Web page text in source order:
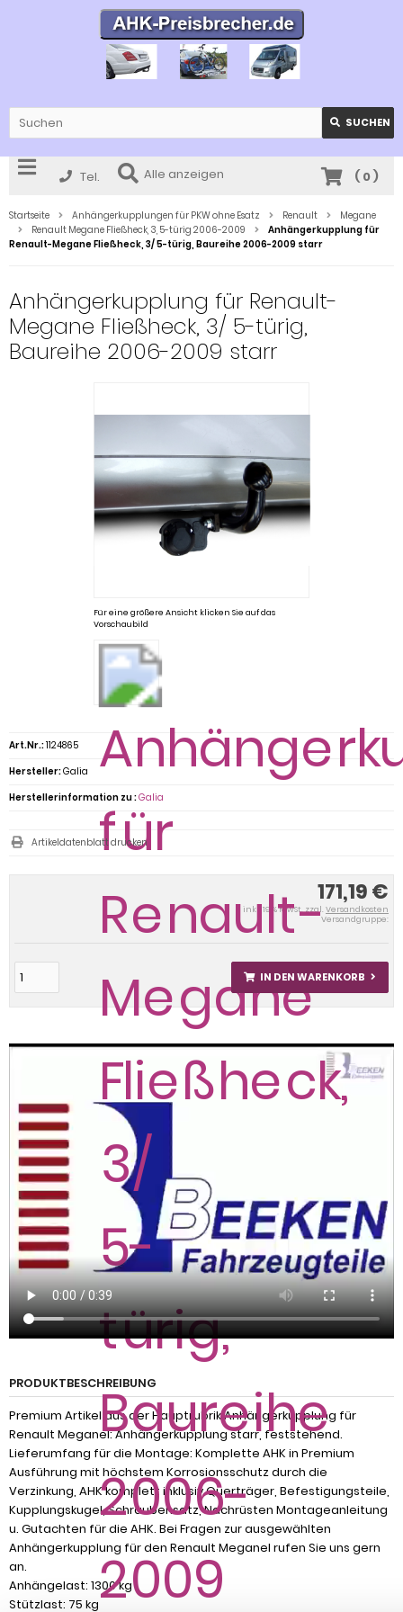
SUCHEN
Tel. Alle anzeigen ( 0)
Startseite Anhängerkupplungen für PKW ohne Esatz Renault
Megane
Renault Megane Fließheck, 3, 5-türig 2006-2009
Anhängerkupplung für
Renault-Megane Fließheck, 3/ 5-türig, Baureihe 2006-2009 starr
Anhängerkupplung für Renault-
Megane Fließheck, 3/ 5-türig,
Baureihe 2006-2009 starr
Für eine größere Ansicht klicken Sie auf das
Vorschaubild
171,19 €
inkl. 19 % MwSt. zzgl. Versandkosten
Versandgruppe:
IN DEN WARENKORB
Art.Nr.:1124865
Hersteller:Galia
Herstellerinformation zu :Galia
Artikeldatenblatt drucken
PRODUKTBESCHREIBUNG
Premium Artikel aus der Hauptrubrik Anhängerkupplung für
Renault MeganeI: Anhängerkupplung starr, feststehend.
Lieferumfang für die Montage: Komplette AHK in Premium
Ausführung mit höchstem Korrosionsschutz durch die
Verzinkung, AHK komplett inklusiv Querträger, Befestigungsteile,
Kupplungskugel, Schraubensatz, Nachrüsten Montageanleitung
u. Gutachten für die AHK. Bei Fragen zur ausgewählten
Anhängerkupplung für den Renault MeganeI rufen Sie uns gern
an.
Anhängelast: 1300 kg
Stützlast: 75 kg